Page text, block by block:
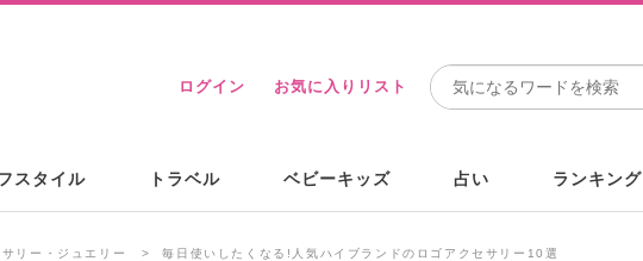
ログイン お気に入りリスト
スタイル トラベル ベビーキッズ 占い ランキング
リー・ジュエリー 毎日使いしたくなる!人気ハイブランドのロゴアクセサリー10選